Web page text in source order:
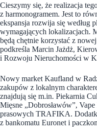
Cieszymy się, że realizacja
z harmonogramem. Jest to
ekspansja rozwija się według
wymagających lokalizacjach.
będą chętnie korzystać z
podkreśla Marcin Jażdż,
i Rozwoju Nieruchomości w
Nowy market Kaufland w
zakupów z lokalnym
znajdują się m.in. Piekarnia
Mięsne „Dobrosławów”,
prasowych TRAFIKA.
z bankomatu Euronet i